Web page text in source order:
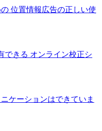
位置情報広告の正しい使
できる オンライン校正シ
ケーションはできていま